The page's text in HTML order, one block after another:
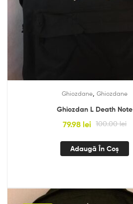
Ghiozdane Ghiozdane
Ghiozdan L Death Note
100.00lei
79.98 lei
Adaugă În Coș